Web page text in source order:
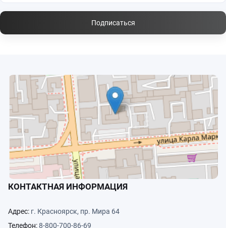
Подписаться
КОНТАКТНАЯ ИНФОРМАЦИЯ
Адрес: г. Красноярск, пр. Мира 64
Телефон:8-800-700-86-69